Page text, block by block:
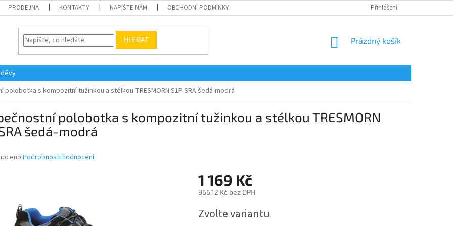
PRODEJNA KONTAKTY NAPIŠTE NÁM OBCHODNÍ PODMÍNKY REKLAMAČNÍ ŘÁD
Přihlášení
HLEDAT
NÁKUPNÍ
Prázdný košík
polobotka s kompozitní tužinkou a stélkou TRESMORN S1P SRA šedá-modrá
polobotka s kompozitní tužinkou a stélkou TRESMORN
šedá-modrá
Podrobnosti hodnocení
1 169 Kč
966,12 Kč bez DPH
cena:
Zvolte variantu